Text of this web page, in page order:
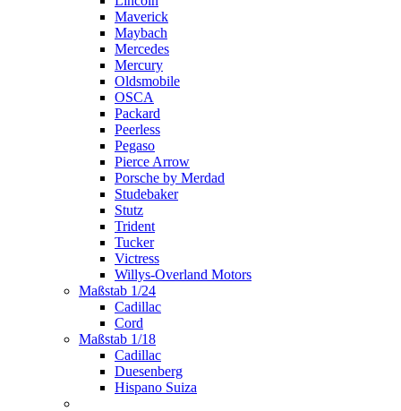
Maverick
Maybach
Mercedes
Mercury
Oldsmobile
OSCA
Packard
Peerless
Pegaso
Pierce Arrow
Porsche by Merdad
Studebaker
Stutz
Trident
Tucker
Victress
Willys-Overland Motors
Maßstab 1/24
Cadillac
Cord
Maßstab 1/18
Cadillac
Duesenberg
Hispano Suiza